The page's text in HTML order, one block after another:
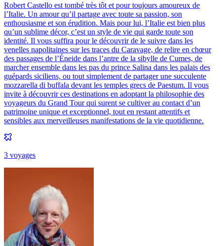
Robert Castello est tombé très tôt et pour toujours amoureux de
l’Italie. Un amour qu’il partage avec toute sa passion, son
enthousiasme et son érudition. Mais pour lui, l’Italie est bien plus
qu’un sublime décor, c’est un style de vie qui garde toute son
identité. Il vous suffira pour le découvrir de le suivre dans les
venelles napolitaines sur les traces du Caravage, de relire en chœur
des passages de l’Éneide dans l’antre de la sibylle de Cumes, de
marcher ensemble dans les pas du prince Salina dans les palais des
guépards siciliens, ou tout simplement de partager une succulente
mozzarella di buffala devant les temples grecs de Paestum. Il vous
invite à découvrir ces destinations en adoptant la philosophie des
voyageurs du Grand Tour qui surent se cultiver au contact d’un
patrimoine unique et exceptionnel, tout en restant attentifs et
sensibles aux merveilleuses manifestations de la vie quotidienne.
3 voyages